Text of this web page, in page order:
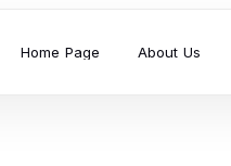
Home Page About Us